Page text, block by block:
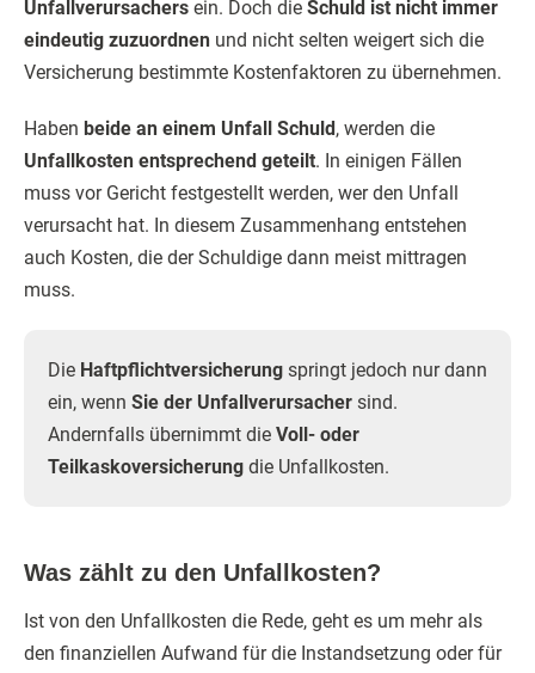
Unfallverursachers ein. Doch die Schuld ist nicht immer
eindeutig zuzuordnen und nicht selten weigert sich die
Versicherung bestimmte Kostenfaktoren zu übernehmen.
Haben beide an einem Unfall Schuld, werden die
Unfallkosten entsprechend geteilt. In einigen Fällen
muss vor Gericht festgestellt werden, wer den Unfall
verursacht hat. In diesem Zusammenhang entstehen
auch Kosten, die der Schuldige dann meist mittragen
muss.
Die Haftpflichtversicherung springt jedoch nur dann
ein, wenn Sie der Unfallverursacher sind.
Andernfalls übernimmt die Voll- oder
Teilkaskoversicherung die Unfallkosten.
Was zählt zu den Unfallkosten?
Ist von den Unfallkosten die Rede, geht es um mehr als
den finanziellen Aufwand für die Instandsetzung oder für